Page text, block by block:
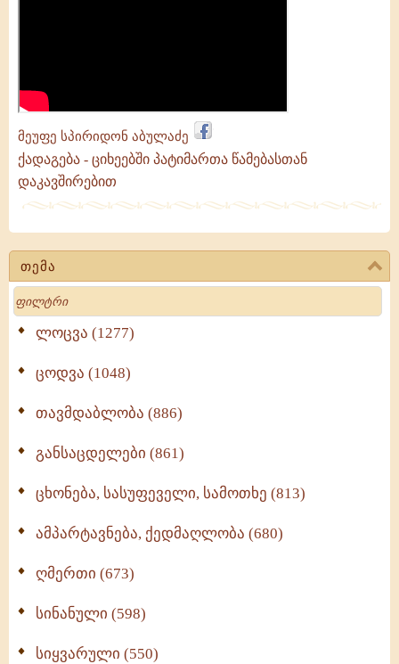
თემა
Search
ლოცვა (1277)
ცოდვა (1048)
თავმდაბლობა (886)
განსაცდელები (861)
ცხონება, სასუფეველი, სამოთხე (813)
ამპარტავნება, ქედმაღლობა (680)
ღმერთი (673)
სინანული (598)
სიყვარული (550)
მეუფე სპირიდონ აბულაძე
ქადაგება - ციხეებში პატიმართა წამებასთან
დაკავშირებით